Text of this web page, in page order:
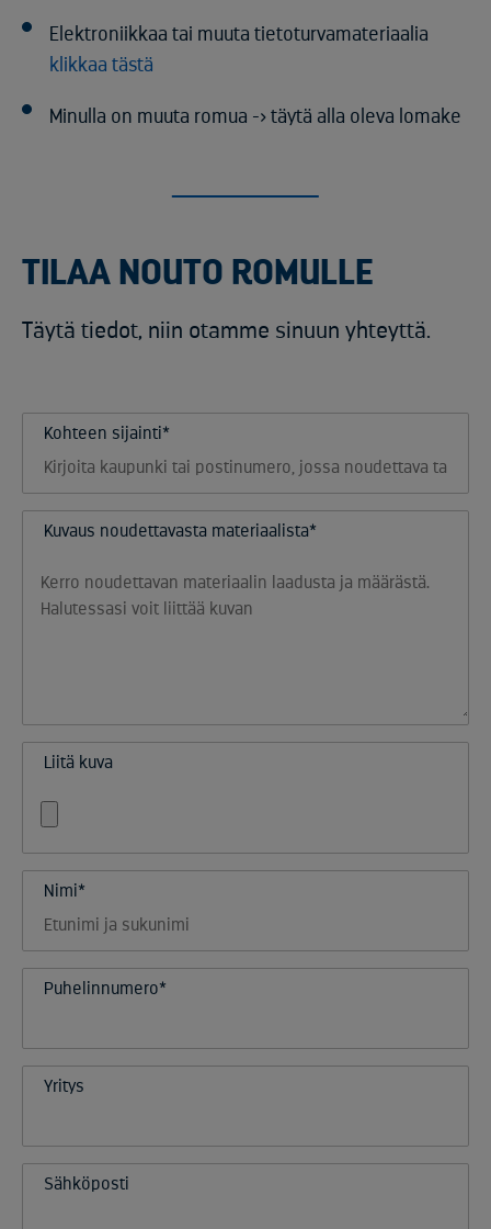
Elektroniikkaa tai muuta tietoturvamateriaalia
klikkaa tästä
Minulla on muuta romua -> täytä alla oleva lomake
TILAA NOUTO ROMULLE
Täytä tiedot, niin otamme sinuun yhteyttä.
Kohteen sijainti*
Kuvaus noudettavasta materiaalista*
Liitä kuva
Nimi*
Puhelinnumero*
Yritys
Sähköposti